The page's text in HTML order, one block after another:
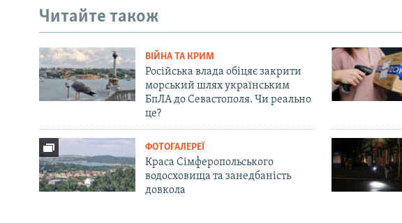
Читайте також
ВІЙНА ТА КРИМ
Російська влада обіцяє закрити
морський шлях українським
БпЛА до Севастополя. Чи реально
це?
ФОТОГАЛЕРЕЇ
Краса Сімферопольського
водосховища та занедбаність
довкола